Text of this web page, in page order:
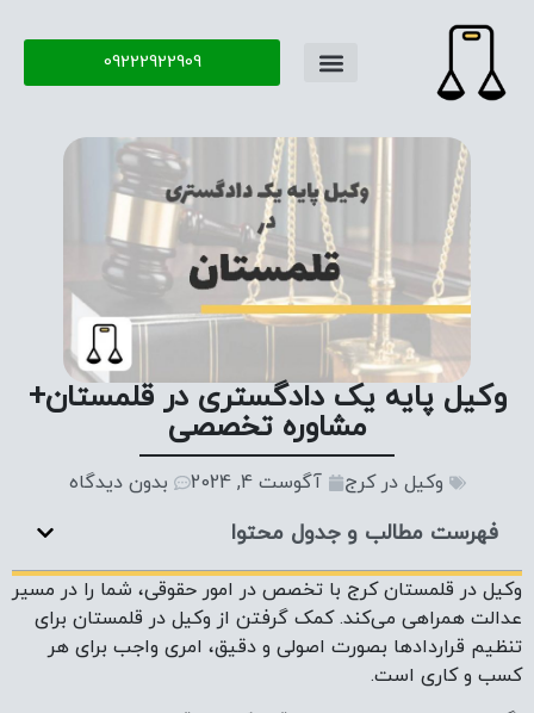
09222922909
وکیل پایه یک دادگستری در قلمستان+
مشاوره تخصصی
وکیل در کرج آگوست 4, 2024 بدون دیدگاه
فهرست مطالب و جدول محتوا
وکیل در قلمستان کرج با تخصص در امور حقوقی، شما را در مسیر
عدالت همراهی می‌کند. کمک گرفتن از وکیل در قلمستان برای
تنظیم قراردادها بصورت اصولی و دقیق، امری واجب برای هر
کسب و کاری است.